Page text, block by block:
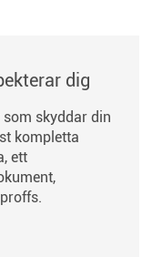
dig
skyddar din
kompletta
ett